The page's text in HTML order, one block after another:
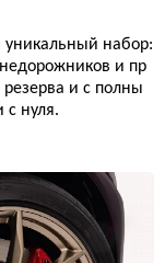
уникальный набор:
и пр
и с полны
с нуля.